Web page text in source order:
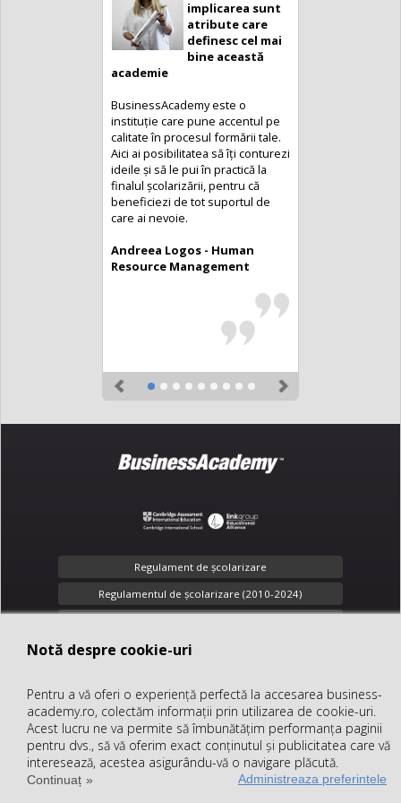
Notă despre cookie-uri
Pentru a vă oferi o experiență perfectă la accesarea business-
academy.ro, colectăm informații prin utilizarea de cookie-uri.
Acest lucru ne va permite să îmbunătățim performanța paginii
pentru dvs., să vă oferim exact conținutul și publicitatea care vă
interesează, acestea asigurându-vă o navigare plăcută.
Continuați lectură Administreaza preferintele
implicarea sunt
atribute care
definesc cel mai
bine această
academie
BusinessAcademy este o
instituție care pune accentul pe
calitate în procesul formării tale.
Aici ai posibilitatea să îți conturezi
ideile și să le pui în practică la
finalul școlarizării, pentru că
beneficiezi de tot suportul de
care ai nevoie.
Andreea Logos - Human
Resource Management
Regulament de şcolarizare
Regulamentul de școlarizare (2010-2024)
Confidenţialitate
office@business-academy.ro
+40 (312) 289 318
LINK group Education
Notă despre cookie-uri
Pentru a vă oferi o experiență perfectă la accesarea business-
academy.ro, colectăm informații prin utilizarea de cookie-uri.
Acest lucru ne va permite să îmbunătățim performanța paginii
pentru dvs., să vă oferim exact conținutul și publicitatea care vă
interesează, acestea asigurându-vă o navigare plăcută.
Continuaț Administreaza preferintele